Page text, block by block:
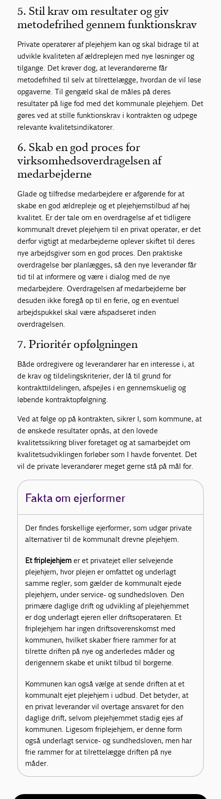
5. Stil krav om resultater og giv
metodefrihed gennem funktionskrav
Private operatører af plejehjem kan og skal bidrage til at
udvikle kvaliteten af ældreplejen med nye løsninger og
tilgange. Det krøver dog, at leverandørerne får
metodefrihed til selv at tilrettelægge, hvordan de vil løse
opgaverne. Til gengæld skal de måles på deres
resultater på lige fod med det kommunale plejehjem. Det
gøres ved at stille funktionskrav i kontrakten og udpege
relevante kvalitetsindikatorer.
6. Skab en god proces for
virksomhedsoverdragelsen af
medarbejderne
Glade og tilfredse medarbejdere er afgørende for at
skabe en god ældrepleje og et plejehjemstilbud af høj
kvalitet. Er der tale om en overdragelse af et tidligere
kommunalt drevet plejehjem til en privat operatør, er det
derfor vigtigt at medarbejderne oplever skiftet til deres
nye arbejdsgiver som en god proces. Den praktiske
overdragelse bør planlægges, så den nye leverandør får
tid til at informere og være i dialog med de nye
medarbejdere. Overdragelsen af medarbejderne bør
desuden ikke foregå op til en ferie, og en eventuel
arbejdspukkel skal være afspadseret inden
overdragelsen.
7. Prioritér opfølgningen
Både ordregivere og leverandører har en interesse i, at
de krav og tildelingskriterier, der lå til grund for
kontrakttildelingen, afspejles i en gennemskuelig og
løbende kontraktopfølgning.
Ved at følge op på kontrakten, sikrer I, som kommune, at
de ønskede resultater opnås, at den lovede
kvalitetssikring bliver foretaget og at samarbejdet om
kvalitetsudviklingen forløber som I havde forventet. Det
vil de private leverandører meget gerne stå på mål for.
Fakta om ejerformer
Der findes forskellige ejerformer, som udgør private
alternativer til de kommunalt drevne plejehjem.
Et friplejehjem er et privatejet eller selvejende
plejehjem, hvor plejen er omfattet og underlagt
samme regler, som gælder de kommunalt ejede
plejehjem, under service- og sundhedsloven. Den
primære daglige drift og udvikling af plejehjemmet
er dog underlagt ejeren eller driftsoperatøren. Et
friplejehjem har ingen driftsoverenskomst med
kommunen, hvilket skaber friere rammer for at
tilrette driften på nye og anderledes måder og
derigennem skabe et unikt tilbud til borgerne.
Kommunen kan også vælge at sende driften at et
kommunalt ejet plejehjem i udbud. Det betyder, at
en privat leverandør vil overtage ansvaret for den
daglige drift, selvom plejehjemmet stadig ejes af
kommunen. Ligesom friplejehjem, er denne form
også underlagt service- og sundhedsloven, men har
frie rammer for at tilrettelægge driften på nye
måder.